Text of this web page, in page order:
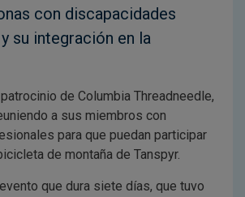
con discapacidades
su integración en la
de Columbia Threadneedle,
a sus miembros con
para que puedan participar
de montaña de Tanspyr.
que dura siete días, que tuvo